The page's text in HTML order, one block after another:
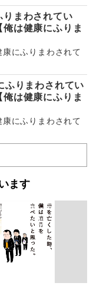
りまわされてい
は健康にふりま
にふりまわされて
ふりまわされてい
は健康にふりま
にふりまわされて
ます